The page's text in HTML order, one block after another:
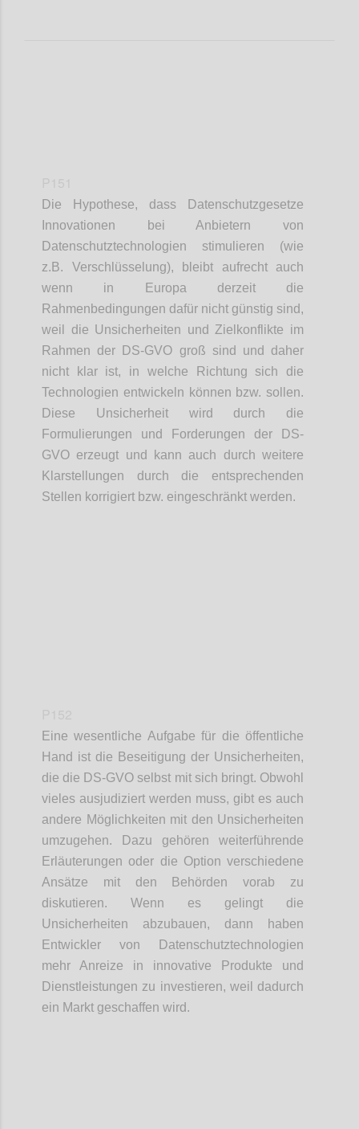
Die Hypothese, dass Datenschutzgesetze
Innovationen bei Anbietern von
Datenschutztechnologien stimulieren (wie
z.B. Verschlüsselung), bleibt aufrecht auch
wenn in Europa derzeit die
Rahmenbedingungen dafür nicht günstig sind,
weil die Unsicherheiten und Zielkonflikte im
Rahmen der DS-GVO groß sind und daher
nicht klar ist, in welche Richtung sich die
Technologien entwickeln können bzw. sollen.
Diese Unsicherheit wird durch die
Formulierungen und Forderungen der DS-
GVO erzeugt und kann auch durch weitere
Klarstellungen durch die entsprechenden
Stellen korrigiert bzw. eingeschränkt werden.
Eine wesentliche Aufgabe für die öffentliche
Hand ist die Beseitigung der Unsicherheiten,
die die DS-GVO selbst mit sich bringt. Obwohl
vieles ausjudiziert werden muss, gibt es auch
andere Möglichkeiten mit den Unsicherheiten
umzugehen. Dazu gehören weiterführende
Erläuterungen oder die Option verschiedene
Ansätze mit den Behörden vorab zu
diskutieren. Wenn es gelingt die
Unsicherheiten abzubauen, dann haben
Entwickler von Datenschutztechnologien
mehr Anreize in innovative Produkte und
Dienstleistungen zu investieren, weil dadurch
ein Markt geschaffen wird.